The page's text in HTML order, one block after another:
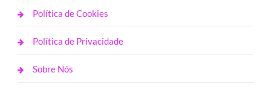
Política de Cookies
Política de Privacidade
Sobre Nós